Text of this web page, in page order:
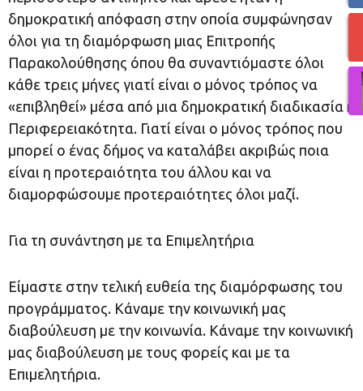
δημοκρατική απόφαση στην οποία συμφώνησαν
όλοι για τη διαμόρφωση μιας Επιτροπής
Παρακολούθησης όπου θα συναντιόμαστε όλοι
κάθε τρεις μήνες γιατί είναι ο μόνος τρόπος να
«επιβληθεί» μέσα από μια δημοκρατική διαδικασία η
Περιφερειακότητα. Γιατί είναι ο μόνος τρόπος που
μπορεί ο ένας δήμος να καταλάβει ακριβώς ποια
είναι η προτεραιότητα του άλλου και να
διαμορφώσουμε προτεραιότητες όλοι μαζί.
Για τη συνάντηση με τα Επιμελητήρια
Είμαστε στην τελική ευθεία της διαμόρφωσης του
προγράμματος. Κάναμε την κοινωνική μας
διαβούλευση με την κοινωνία. Κάναμε την κοινωνική
μας διαβούλευση με τους φορείς και με τα
Επιμελητήρια.